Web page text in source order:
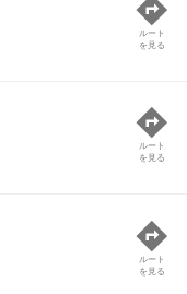
ルート
を見る
ルート
を見る
ルート
を見る